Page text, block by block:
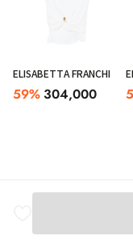
ELISABETTA FRANCHI
59% 304,000